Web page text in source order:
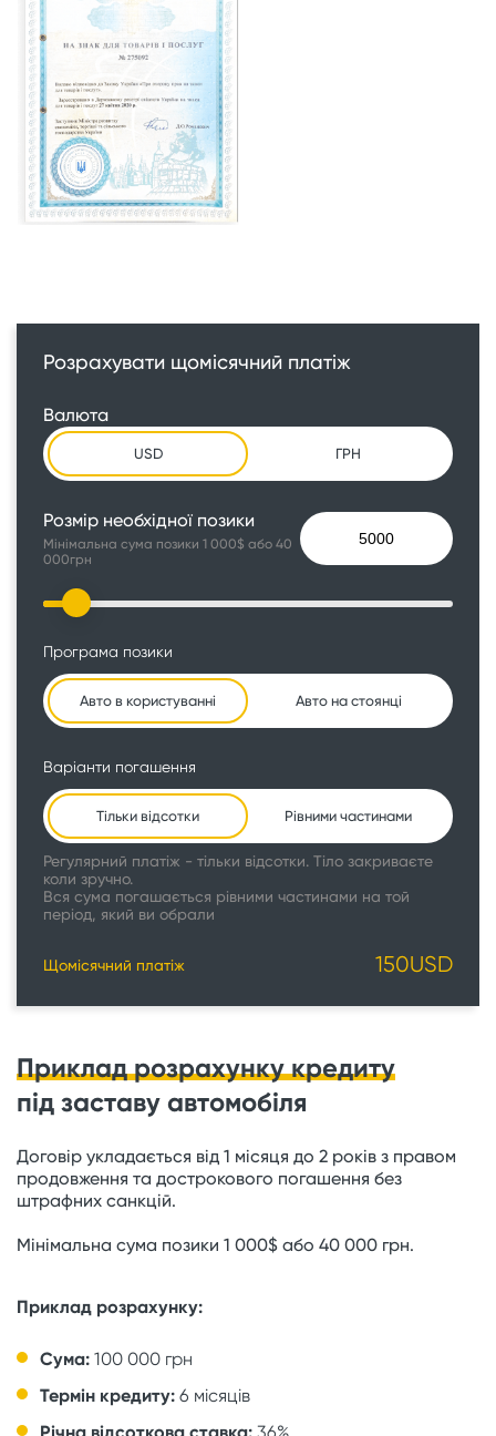
Приклад розрахунку кредиту
під заставу автомобіля
Договір укладається від 1 місяця до 2 років з правом
продовження та дострокового погашення без
штрафних санкцій.
Мінімальна сума позики 1 000$ або 40 000 грн.
Приклад розрахунку:
Сума: 100 000 грн
Термін кредиту: 6 місяців
Річна відсоткова ставка: 36%
Розрахувати щомісячний платіж
Валюта
USD ГРН
Розмір необхідної позики
Мінімальна сума позики 1 000$ або 40
000грн
Програма позики
Авто в користуванні Авто на стоянці
Варіанти погашення
Тільки відсотки Рівними частинами
Регулярний платіж - тільки відсотки. Тіло закриваєте
коли зручно.
Вся сума погашається рівними частинами на той
період, який ви обрали
Щомісячний платіж 150USD